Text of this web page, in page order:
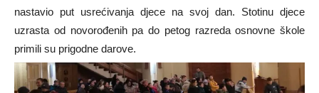
nastavio put usrećivanja djece na svoj dan. Stotinu djece
uzrasta od novorođenih pa do petog razreda osnovne škole
primili su prigodne darove.